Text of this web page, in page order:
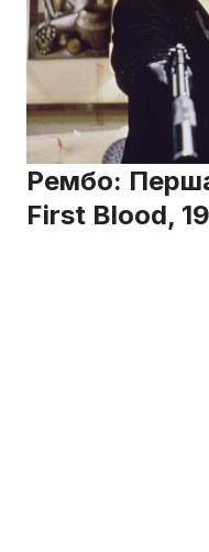
Рембо:
First Blood,